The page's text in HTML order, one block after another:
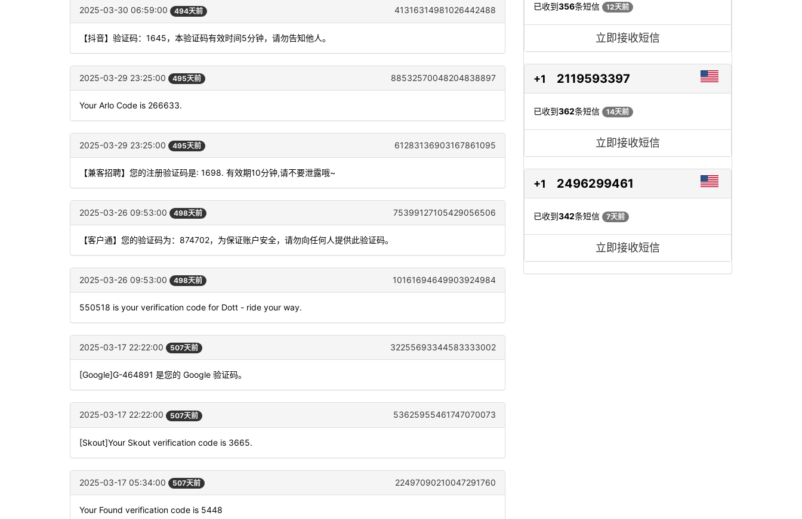
2025-03-30 06:59:00 494天前 41316314981026442488
【抖音】验证码：1645，本验证码有效时间5分钟，请勿告知他人。
2025-03-29 23:25:00 495天前 88532570048204838897
Your Arlo Code is 266633.
2025-03-29 23:25:00 495天前 61283136903167861095
【兼客招聘】您的注册验证码是: 1698. 有效期10分钟,请不要泄露哦~
2025-03-26 09:53:00 498天前 75399127105429056506
【客户通】您的验证码为：874702，为保证账户安全，请勿向任何人提供此验证码。
2025-03-26 09:53:00 498天前 10161694649903924984
550518 is your verification code for Dott - ride your way.
2025-03-17 22:22:00 507天前 32255693344583333002
[Google]G-464891 是您的 Google 验证码。
2025-03-17 22:22:00 507天前 53625955461747070073
[Skout]Your Skout verification code is 3665.
2025-03-17 05:34:00 507天前 22497090210047291760
Your Found verification code is 5448
已收到356条短信 12天前
立即接收短信
+1 2119593397
已收到362条短信 14天前
立即接收短信
+1 2496299461
已收到342条短信 7天前
立即接收短信